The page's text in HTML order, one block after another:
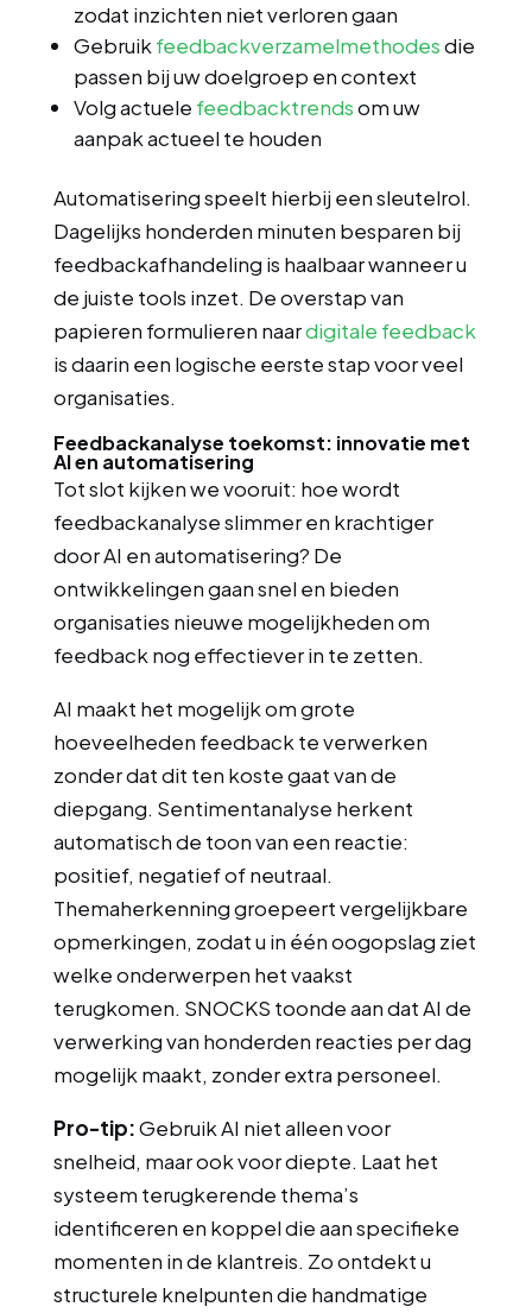
zodat inzichten niet verloren gaan
Gebruik feedbackverzamelmethodesdie
passen bij uw doelgroep en context
Volg actuele feedbacktrendsom uw
aanpak actueel te houden
Automatisering speelt hierbij een sleutelrol.
Dagelijks honderden minuten besparen bij
feedbackafhandeling is haalbaar wanneer u
de juiste tools inzet. De overstap van
papieren formulieren naardigitale feedback
is daarin een logische eerste stap voor veel
organisaties.
Feedbackanalyse toekomst: innovatie met
AI en automatisering
Tot slot kijken we vooruit: hoe wordt
feedbackanalyse slimmer en krachtiger
door AI en automatisering? De
ontwikkelingen gaan snel en bieden
organisaties nieuwe mogelijkheden om
feedback nog effectiever in te zetten.
AI maakt het mogelijk om grote
hoeveelheden feedback te verwerken
zonder dat dit ten koste gaat van de
diepgang. Sentimentanalyse herkent
automatisch de toon van een reactie:
positief, negatief of neutraal.
Themaherkenning groepeert vergelijkbare
opmerkingen, zodat u in één oogopslag ziet
welke onderwerpen het vaakst
terugkomen. SNOCKS toonde aan dat AI de
verwerking van honderden reacties per dag
mogelijk maakt, zonder extra personeel.
Pro-tip:Gebruik AI niet alleen voor
snelheid, maar ook voor diepte. Laat het
systeem terugkerende thema’s
identificeren en koppel die aan specifieke
momenten in de klantreis. Zo ontdekt u
structurele knelpunten die handmatige